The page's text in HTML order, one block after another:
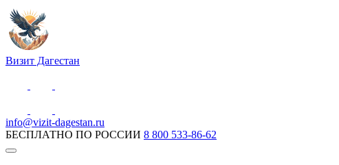
Визит Дагестан
info@vizit-dagestan.ru
БЕСПЛАТНО ПО РОССИИ 8 800 533-86-62